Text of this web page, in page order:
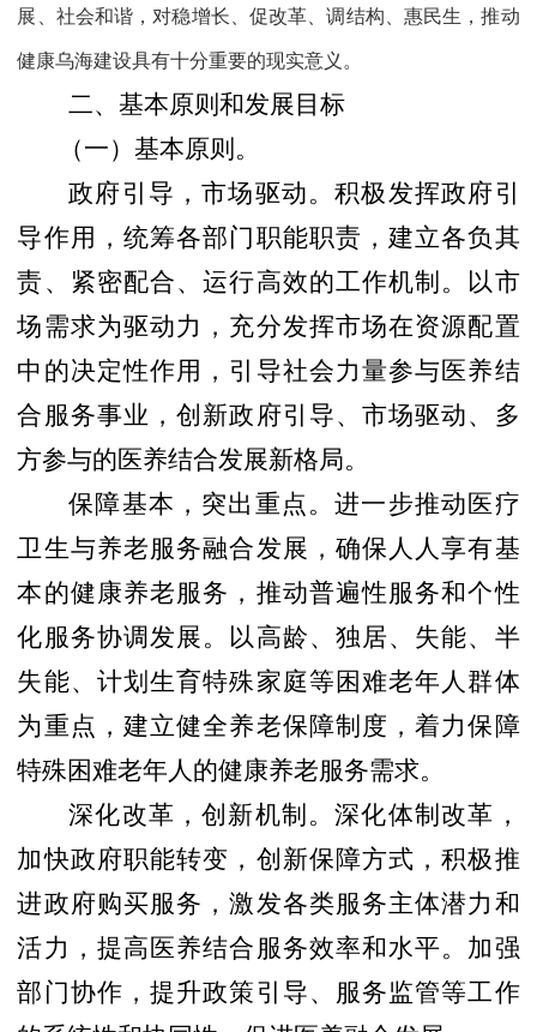
展、社会和谐，对稳增长、促改革、调结构、惠民生，推动
健康乌海建设具有十分重要的现实意义。
二、基本原则和发展目标
（一）基本原则。
政府引导，市场驱动。积极发挥政府引
导作用，统筹各部门职能职责，建立各负其
责、紧密配合、运行高效的工作机制。以市
场需求为驱动力，充分发挥市场在资源配置
中的决定性作用，引导社会力量参与医养结
合服务事业，创新政府引导、市场驱动、多
方参与的医养结合发展新格局。
保障基本，突出重点。进一步推动医疗
卫生与养老服务融合发展，确保人人享有基
本的健康养老服务，推动普遍性服务和个性
化服务协调发展。以高龄、独居、失能、半
失能、计划生育特殊家庭等困难老年人群体
为重点，建立健全养老保障制度，着力保障
特殊困难老年人的健康养老服务需求。
深化改革，创新机制。深化体制改革，
加快政府职能转变，创新保障方式，积极推
进政府购买服务，激发各类服务主体潜力和
活力，提高医养结合服务效率和水平。加强
部门协作，提升政策引导、服务监管等工作